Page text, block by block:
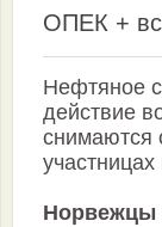
ОПЕК +
Нефтяное
действие
снимаются
Норвежцы